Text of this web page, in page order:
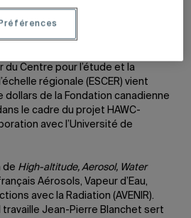
Jean-Pierre Blanchet en
spatiale canadienne (ASC)
financement. Pour
Centre pour l’étude et la
régionale (ESCER) vient
dollars de la Fondation canadienne
le cadre du projet HAWC-
avec l’Université de
de High-altitude, Aerosol, Water
Aérosols, Vapeur d’Eau,
avec la Radiation (AVENIR).
travaille Jean-Pierre Blanchet sert